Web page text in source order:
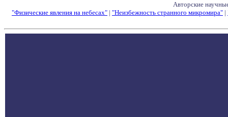
Авторские
"Физические явления на небесах" | "Неизбежность странного микромира" |